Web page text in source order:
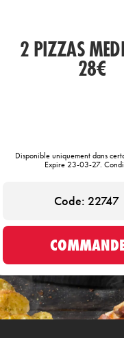
2 PIZZAS
28€
Disponible uniquement dans
Expire 23-03-27.